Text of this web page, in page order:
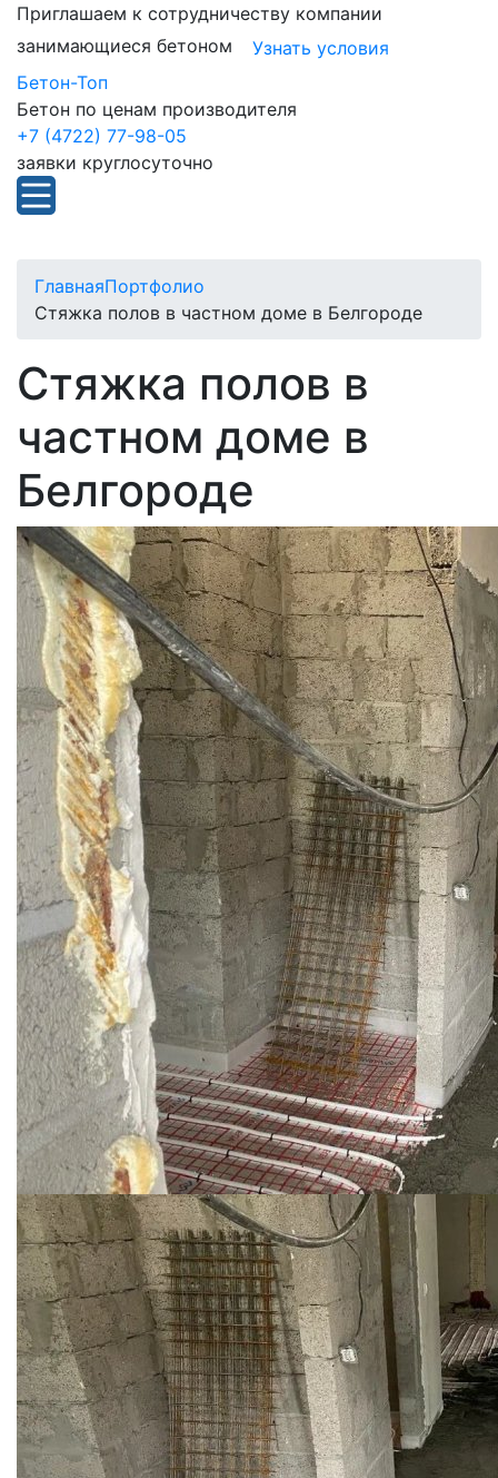
Приглашаем к сотрудничеству компании
занимающиеся бетоном
Узнать условия
Бетон-Топ
Бетон по ценам производителя
+7 (4722) 77-98-05
заявки круглосуточно
ГлавнаяПортфолио
Стяжка полов в частном доме в Белгороде
Стяжка полов в
частном доме в
Белгороде